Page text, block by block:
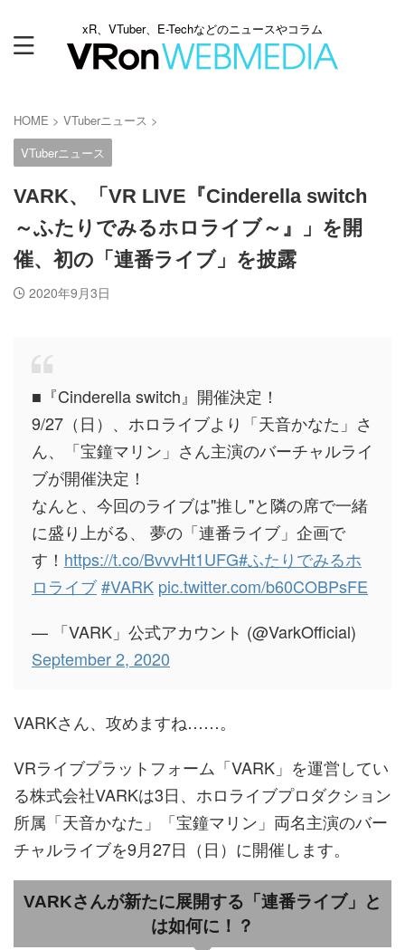
xR、VTuber、E-Techなどのニュースやコラム
HOME > VTuberニュース >
VTuberニュース
VARK、「VR LIVE『Cinderella switch
～ふたりでみるホロライブ～』」を開
催、初の「連番ライブ」を披露
2020年9月3日
■『Cinderella switch』開催決定！
9/27（日）、ホロライブより「天音かなた」さ
ん、「宝鐘マリン」さん主演のバーチャルライ
ブが開催決定！
なんと、今回のライブは"推し"と隣の席で一緒
に盛り上がる、 夢の「連番ライブ」企画で
す！ https://t.co/BvvvHt1UFG#ふたりでみるホ
ロライブ#VARK pic.twitter.com/b60COBPsFE
— 「VARK」公式アカウント (@VarkOfficial)
September 2, 2020
VARKさん、攻めますね……。
VRライブプラットフォーム「VARK」を運営してい
る株式会社VARKは3日、ホロライブプロダクション
所属「天音かなた」「宝鐘マリン」両名主演のバー
チャルライブを9月27日（日）に開催します。
VARKさんが新たに展開する「連番ライブ」と
は如何に！？